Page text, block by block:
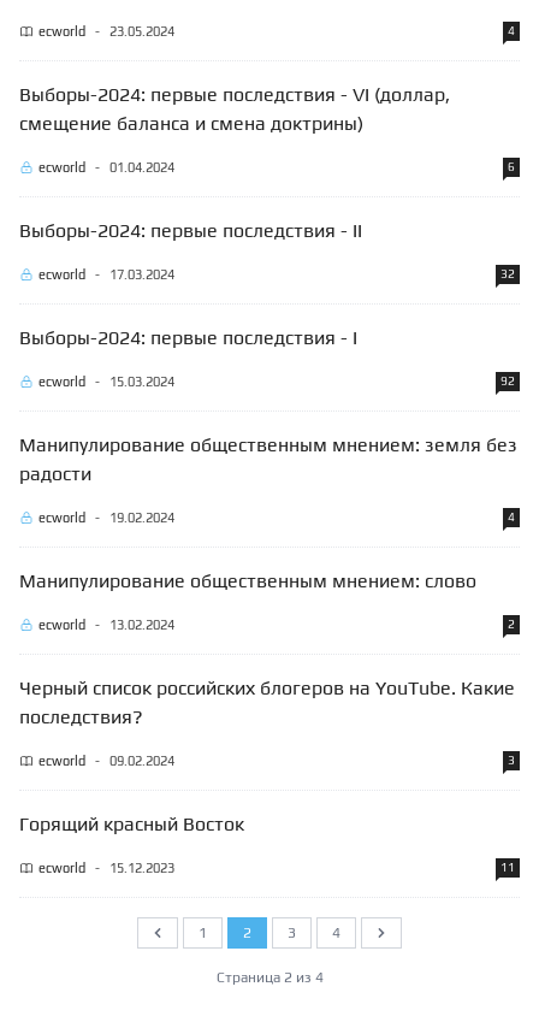
ecworld - 23.05.2024 4
Выборы-2024: первые последствия - VI (доллар,
смещение баланса и смена доктрины)
ecworld - 01.04.2024 6
Выборы-2024: первые последствия - II
ecworld - 17.03.2024 32
Выборы-2024: первые последствия - I
ecworld - 15.03.2024 92
Манипулирование общественным мнением: земля без
радости
ecworld - 19.02.2024 4
Манипулирование общественным мнением: слово
ecworld - 13.02.2024 2
Черный список российских блогеров на YouTube. Какие
последствия?
ecworld - 09.02.2024 3
Горящий красный Восток
ecworld - 15.12.2023 11
Предыдущий
1 2 3 4 Следующий
Страница 2 из 4